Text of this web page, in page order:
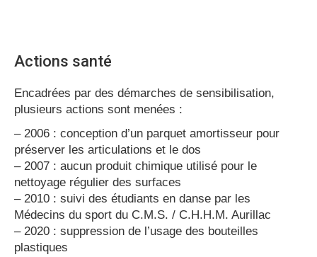
Actions santé
Encadrées par des démarches de sensibilisation,
plusieurs actions sont menées :
– 2006 : conception d’un parquet amortisseur pour
préserver les articulations et le dos
– 2007 : aucun produit chimique utilisé pour le
nettoyage régulier des surfaces
– 2010 : suivi des étudiants en danse par les
Médecins du sport du C.M.S. / C.H.H.M. Aurillac
– 2020 : suppression de l’usage des bouteilles
plastiques